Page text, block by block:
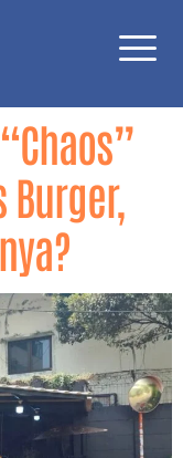
Burger,